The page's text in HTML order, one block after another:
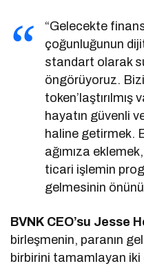
“Gelecekte
çoğunluğunun
standart olarak
öngörüyoruz.
token’laştırılmış
hayatın güvenli
haline getirmek.
ağımıza
ticari işlemin
gelmesinin
BVNK CEO’su Jesse
birleşmenin, paranın
birbirini tamamlayan iki